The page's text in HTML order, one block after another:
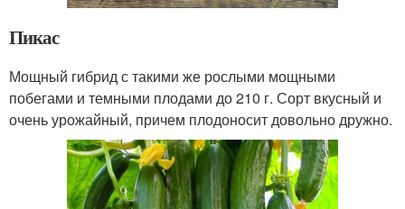
Пикас
Мощный гибрид с такими же рослыми мощными
побегами и темными плодами до 210 г. Сорт вкусный и
очень урожайный, причем плодоносит довольно дружно.